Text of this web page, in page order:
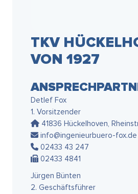
TKV
VON 1927
Detlef Fox
1. Vorsitzender
41836 Hückelhoven,
info@ingenieurbuero-fox.de
02433 43 247
02433 4841
Jürgen Bünten
2. Geschäftsführer